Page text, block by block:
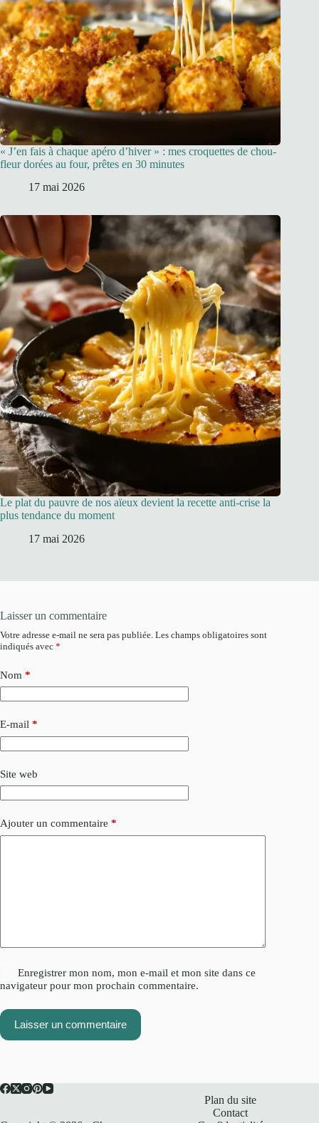
« J’en fais à chaque apéro d’hiver » : mes croquettes de chou-
fleur dorées au four, prêtes en 30 minutes
17 mai 2026
Le plat du pauvre de nos aïeux devient la recette anti-crise la
plus tendance du moment
17 mai 2026
Laisser un commentaire
Votre adresse e-mail ne sera pas publiée. Les champs obligatoires sont
indiqués avec *
Nom *
E-mail *
Site web
Ajouter un commentaire *
Enregistrer mon nom, mon e-mail et mon site dans ce
navigateur pour mon prochain commentaire.
Laisser un commentaire
Plan du site
Contact